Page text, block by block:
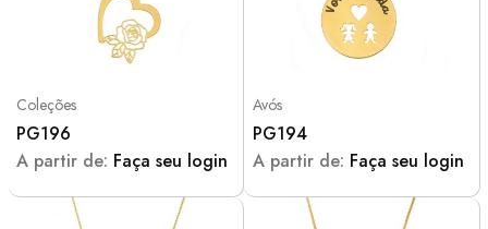
Coleções
PG196
A partir de: Faça seu login
Avós
PG194
A partir de: Faça seu login